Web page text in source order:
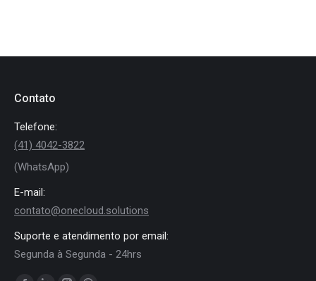
Contato
Telefone:
(41) 4042-3822
(WhatsApp)
E-mail:
contato@onecloud.solutions
Suporte e atendimento por email:
Segunda à Segunda - 24hrs